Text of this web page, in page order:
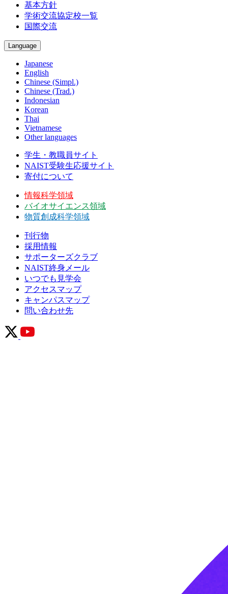
基本方針
学術交流協定校一覧
国際交流
Language
Japanese
English
Chinese (Simpl.)
Chinese (Trad.)
Indonesian
Korean
Thai
Vietnamese
Other languages
学生・教職員サイト
NAIST受験生応援サイト
寄付について
情報科学領域
バイオサイエンス領域
物質創成科学領域
刊行物
採用情報
サポーターズクラブ
NAIST終身メール
いつでも見学会
アクセスマップ
キャンパスマップ
問い合わせ先